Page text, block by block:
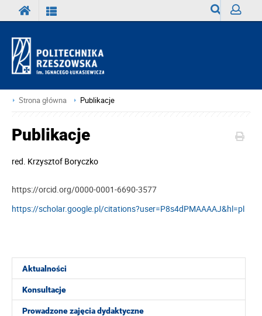
Strona główna Publikacje
Aktualności
Konsultacje
Prowadzone zajęcia dydaktyczne
Publikacje
red. Krzysztof Boryczko
https://orcid.org/0000-0001-6690-3577
https://scholar.google.pl/citations?user=P8s4dPMAAAAJ&hl=pl